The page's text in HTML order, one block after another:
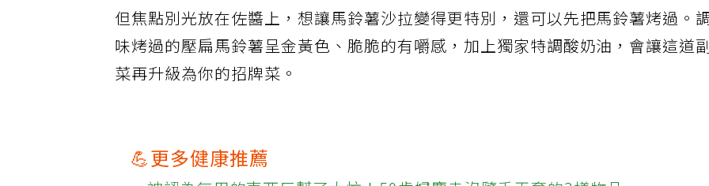
但焦點別光放在佐醬上，想讓馬鈴薯沙拉變得更特別，還可以先把馬鈴薯烤過。
味烤過的壓扁馬鈴薯呈金黃色、脆脆的有嚼感，加上獨家特調酸奶油，會讓這道
菜再升級為你的招牌菜。
💪更多健康推薦